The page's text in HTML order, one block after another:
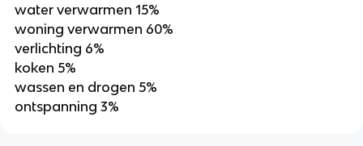
water verwarmen 15%
woning verwarmen 60%
verlichting 6%
koken 5%
wassen en drogen 5%
ontspanning 3%